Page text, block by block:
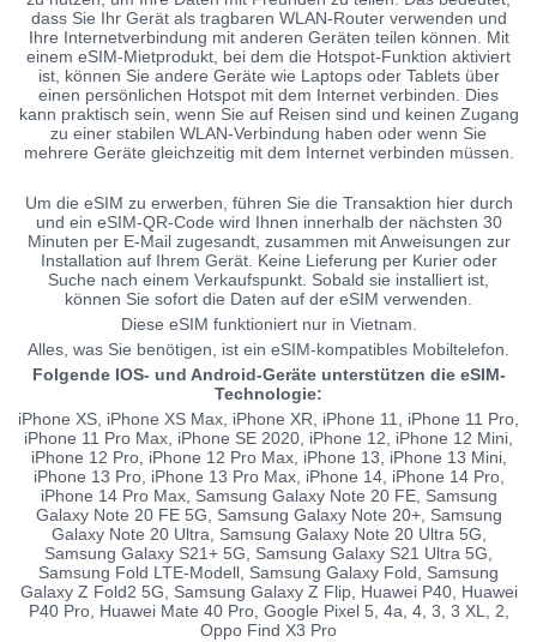
dass Sie Ihr Gerät als tragbaren WLAN-Router verwenden und
Ihre Internetverbindung mit anderen Geräten teilen können. Mit
einem eSIM-Mietprodukt, bei dem die Hotspot-Funktion aktiviert
ist, können Sie andere Geräte wie Laptops oder Tablets über
einen persönlichen Hotspot mit dem Internet verbinden. Dies
kann praktisch sein, wenn Sie auf Reisen sind und keinen Zugang
zu einer stabilen WLAN-Verbindung haben oder wenn Sie
mehrere Geräte gleichzeitig mit dem Internet verbinden müssen.
Um die eSIM zu erwerben, führen Sie die Transaktion hier durch
und ein eSIM-QR-Code wird Ihnen innerhalb der nächsten 30
Minuten per E-Mail zugesandt, zusammen mit Anweisungen zur
Installation auf Ihrem Gerät. Keine Lieferung per Kurier oder
Suche nach einem Verkaufspunkt. Sobald sie installiert ist,
können Sie sofort die Daten auf der eSIM verwenden.
Diese eSIM funktioniert nur in Vietnam.
Alles, was Sie benötigen, ist ein eSIM-kompatibles Mobiltelefon.
Folgende IOS- und Android-Geräte unterstützen die eSIM-
Technologie:
iPhone XS, iPhone XS Max, iPhone XR, iPhone 11, iPhone 11 Pro,
iPhone 11 Pro Max, iPhone SE 2020, iPhone 12, iPhone 12 Mini,
iPhone 12 Pro, iPhone 12 Pro Max, iPhone 13, iPhone 13 Mini,
iPhone 13 Pro, iPhone 13 Pro Max, iPhone 14, iPhone 14 Pro,
iPhone 14 Pro Max, Samsung Galaxy Note 20 FE, Samsung
Galaxy Note 20 FE 5G, Samsung Galaxy Note 20+, Samsung
Galaxy Note 20 Ultra, Samsung Galaxy Note 20 Ultra 5G,
Samsung Galaxy S21+ 5G, Samsung Galaxy S21 Ultra 5G,
Samsung Fold LTE-Modell, Samsung Galaxy Fold, Samsung
Galaxy Z Fold2 5G, Samsung Galaxy Z Flip, Huawei P40, Huawei
P40 Pro, Huawei Mate 40 Pro, Google Pixel 5, 4a, 4, 3, 3 XL, 2,
Oppo Find X3 Pro